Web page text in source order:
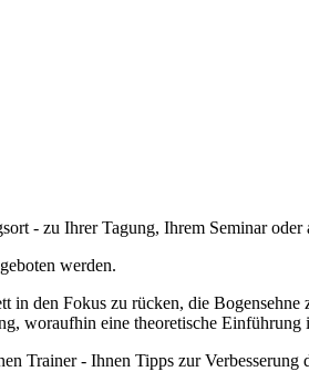
- zu Ihrer Tagung, Ihrem Seminar oder
werden.
den Fokus zu rücken, die
woraufhin eine theoretische Einführung
Trainer - Ihnen Tipps zur Verbesserung